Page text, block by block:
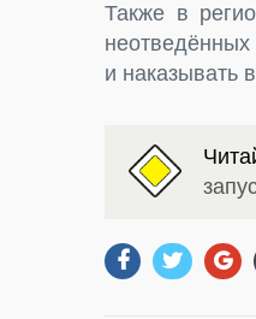
Также в
неотведённых
и наказывать